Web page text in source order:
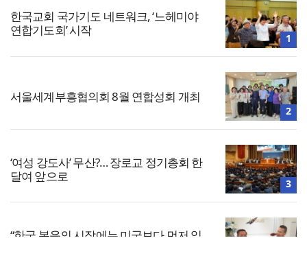
한국교회 국가기도 네트워크, ‘느헤미야
연합기도회’ 시작
1
서울세계부흥협의회 8월 연합성회 개최
2
‘여성 강도사’ 무산?… 장로교 정기총회 한
달여 앞으로
3
“한국 복음의 시작에는 미국보다 먼저 일